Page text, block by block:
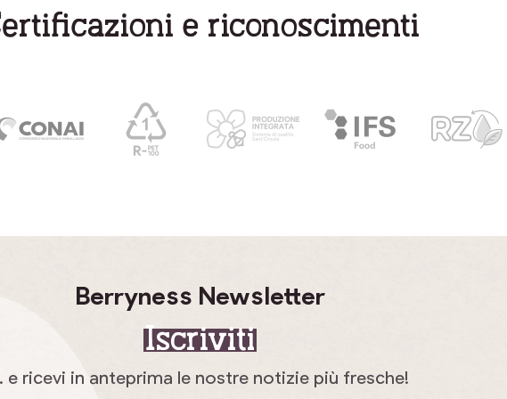
e riconoscimenti
Berryness Newsletter
Iscriviti
e ricevi in anteprima le nostre notizie più fresche!